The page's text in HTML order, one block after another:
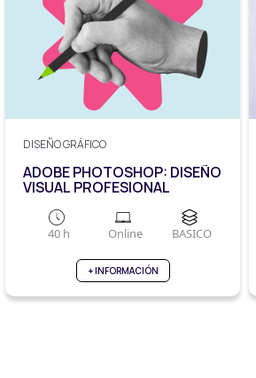
DISEÑO GRÁFICO
ADOBE PHOTOSHOP: DISEÑO
VISUAL PROFESIONAL
40 h Online BASICO
+ INFORMACIÓN